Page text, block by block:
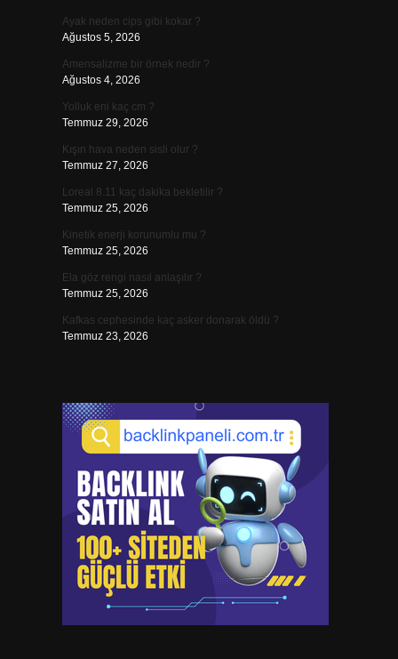
Ayak neden cips gibi kokar ?
Ağustos 5, 2026
Amensalizme bir örnek nedir ?
Ağustos 4, 2026
Yolluk eni kaç cm ?
Temmuz 29, 2026
Kışın hava neden sisli olur ?
Temmuz 27, 2026
Loreal 8.11 kaç dakika bekletilir ?
Temmuz 25, 2026
Kinetik enerji korunumlu mu ?
Temmuz 25, 2026
Ela göz rengi nasıl anlaşılır ?
Temmuz 25, 2026
Kafkas cephesinde kaç asker donarak öldü ?
Temmuz 23, 2026